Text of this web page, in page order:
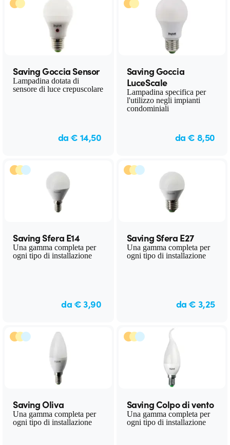
Saving Goccia Sensor
Lampadina dotata di
sensore di luce crepuscolare
da € 14,50
Saving Goccia
LuceScale
Lampadina specifica per
l'utilizzo negli impianti
condominiali
da € 8,50
Saving Sfera E14
Una gamma completa per
ogni tipo di installazione
da € 3,90
Saving Sfera E27
Una gamma completa per
ogni tipo di installazione
da € 3,25
Saving Oliva
Una gamma completa per
ogni tipo di installazione
Saving Colpo di vento
Una gamma completa per
ogni tipo di installazione